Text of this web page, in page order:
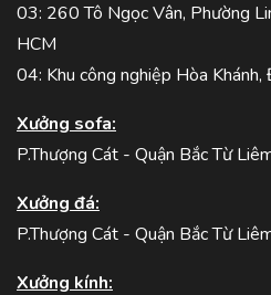
03: 260 Tô Ngọc Vân, Phường
HCM
04: Khu công nghiệp Hòa Khánh,
Xưởng sofa:
P.Thượng Cát - Quận Bắc Từ
Xưởng đá:
P.Thượng Cát - Quận Bắc Từ
Xưởng kính: